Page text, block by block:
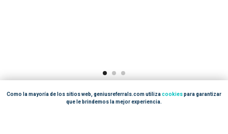
Traducciones de PayPal, dinero saliendo de su cuenta
Como la mayoría de los sitios web, geniusreferrals.com utilizacookiespara garantizar
que le brindemos la mejor experiencia.